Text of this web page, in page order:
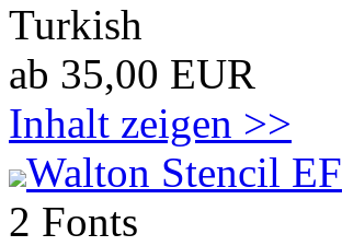
Turkish
ab 35,00 EUR
Inhalt zeigen >>
Walton Stencil EF
2 Fonts